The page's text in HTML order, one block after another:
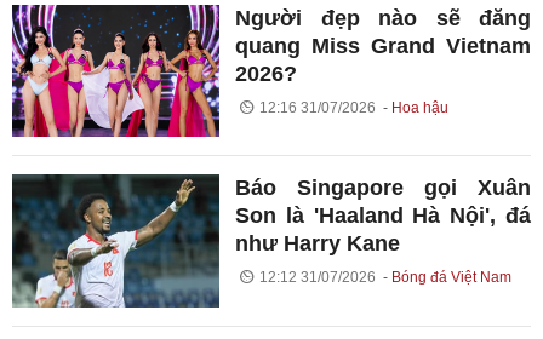
Người đẹp nào sẽ đăng
quang Miss Grand Vietnam
2026?
12:16 31/07/2026 Hoa hậu
Báo Singapore gọi Xuân
Son là 'Haaland Hà Nội', đá
như Harry Kane
12:12 31/07/2026 Bóng đá Việt Nam